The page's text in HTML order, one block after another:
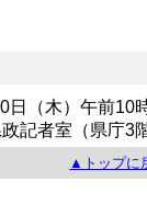
日（木）午前10
記者室（県庁3階
▲トップに